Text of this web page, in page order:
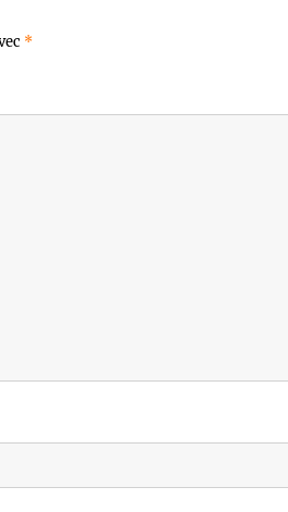
*